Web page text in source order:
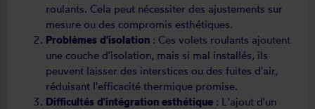
roulants. Cela peut nécessiter des ajustements sur
mesure ou des compromis esthétiques.
Problèmes d'isolation : Ces volets roulants ajoutent
une couche d'isolation, mais si mal installés, ils
peuvent laisser des interstices ou des fuites d'air,
réduisant l'efficacité thermique promise.
Difficultés d'intégration esthétique : L'ajout d'un